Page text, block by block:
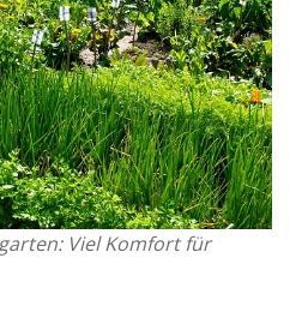
Viel Komfort für